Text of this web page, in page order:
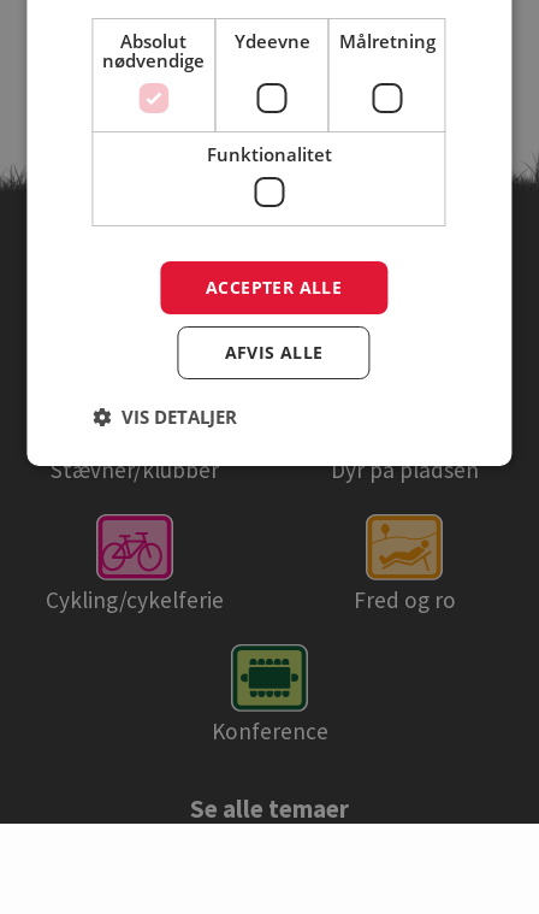
Find campingpladser ud fra
temaer
Stævner/klubber Dyr på pladsen
Cykling/cykelferie Fred og ro
Konference
Se alle temaer
Absolut
nødvendige
Ydeevne Målretning
Funktionalitet
ACCEPTER ALLE
AFVIS ALLE
VIS DETALJER